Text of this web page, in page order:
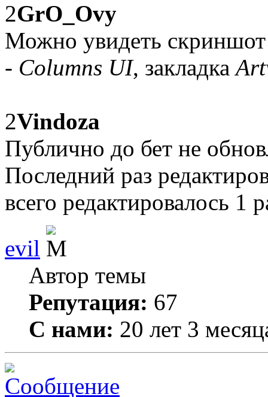
2GrO_Ovy
Можно увидеть
- Columns UI, закладка
2Vindoza
Публично до бет не
Последний раз
всего редактировалось 1
evil
Автор темы
Репутация: 67
С нами: 20 лет 3